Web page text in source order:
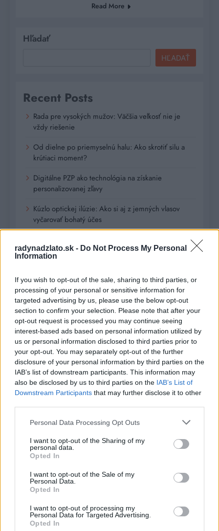
radynadzlato.sk - Do Not Process My Personal
Information
If you wish to opt-out of the sale, sharing to third parties, or
processing of your personal or sensitive information for
targeted advertising by us, please use the below opt-out
section to confirm your selection. Please note that after your
opt-out request is processed you may continue seeing
interest-based ads based on personal information utilized by
us or personal information disclosed to third parties prior to
your opt-out. You may separately opt-out of the further
disclosure of your personal information by third parties on the
IAB’s list of downstream participants. This information may
also be disclosed by us to third parties on the IAB’s List of
Downstream Participants that may further disclose it to other
Personal Data Processing Opt Outs
I want to opt-out of the Sharing of my
personal data.
Opted In
I want to opt-out of the Sale of my
Personal Data.
Opted In
I want to opt-out of processing my
Personal Data for Targeted Advertising.
Opted In
Read More
Hľadať
HĽADAŤ
Recent Posts
Rada pre vysokých mužov: Väčšia veľkosť nie je
vždy riešenie
Od dielne po priemyselnú halu: Ako skrotiť silu a
krútiaci moment?
Digitálne PZP ako technológia na získanie
personalizovanej zľavy
Kúzlo optickej ilúzie: Ako si aj z jemných vlasov
vyčarovať bohatý účes
draho?
Recent Comments
Žiadne komentáre na zobrazenie.
Archives
júl 2026
február 2026
január 2026
júl 2025
január 2025
november 2024
september 2024